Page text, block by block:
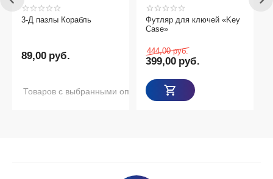
3-Д пазлы Корабль
89,00 руб.
Товаров с выбранными опциями нет в наличии
Футляр для ключей «Key
Case»
444,00 руб.
399,00 руб.